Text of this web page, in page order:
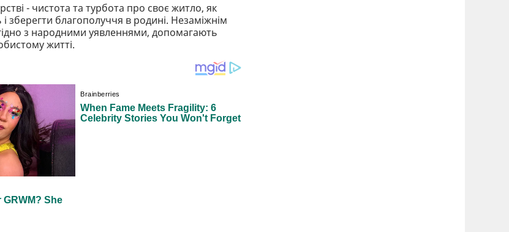
- чистота та турбота про своє житло, як
зберегти благополуччя в родині. Незаміжнім
з народними уявленнями, допомагають
житті.